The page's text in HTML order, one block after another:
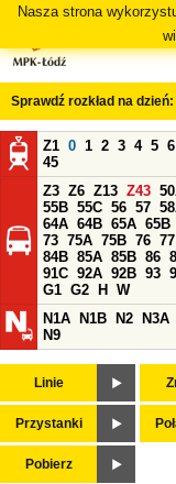
Nasza strona
Sprawdź rozkład na dzień:
Z1 0 1 2 3 4 5 6
45
Z3 Z6 Z13 Z43
55B 55C 56 57
64A 64B 65A 65B
73 75A 75B 76 77
84B 85A 85B 86
91C 92A 92B 93
G1 G2 H
W
N1A
N1B N2 N3A
N9
Linie
Przystanki
Pobierz